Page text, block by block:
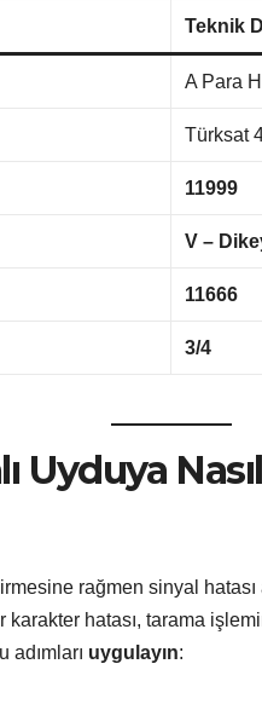
Teknik
A Para
Türksat
11999
V –
11666
3/4
Uyduya
rağmen sinyal hatası
karakter hatası, tarama
uygulayın: